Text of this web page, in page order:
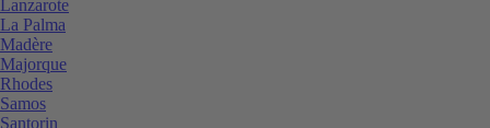
Lanzarote
La Palma
Madère
Majorque
Rhodes
Samos
Santorin